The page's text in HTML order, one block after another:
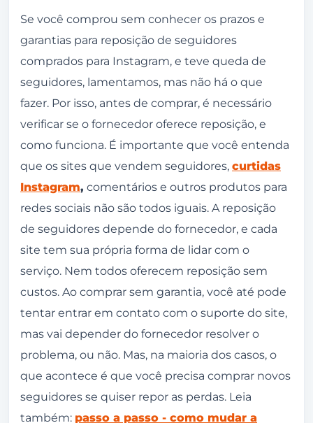
Se você comprou sem conhecer os prazos e
garantias para reposição de seguidores
comprados para Instagram, e teve queda de
seguidores, lamentamos, mas não há o que
fazer. Por isso, antes de comprar, é necessário
verificar se o fornecedor oferece reposição, e
como funciona. É importante que você entenda
que os sites que vendem seguidores, curtidas
Instagram, comentários e outros produtos para
redes sociais não são todos iguais. A reposição
de seguidores depende do fornecedor, e cada
site tem sua própria forma de lidar com o
serviço. Nem todos oferecem reposição sem
custos. Ao comprar sem garantia, você até pode
tentar entrar em contato com o suporte do site,
mas vai depender do fornecedor resolver o
problema, ou não. Mas, na maioria dos casos, o
que acontece é que você precisa comprar novos
seguidores se quiser repor as perdas. Leia
também: passo a passo - como mudar a